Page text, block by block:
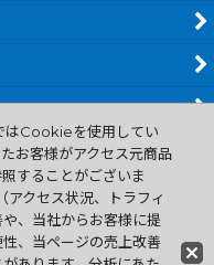
ム 販売 ニンテンドウ64・
はCookieを使用してい
お客様がアクセス元商品
することがございま
アクセス状況、トラフィ
、当社からお客様に提
、当ページの売上改善